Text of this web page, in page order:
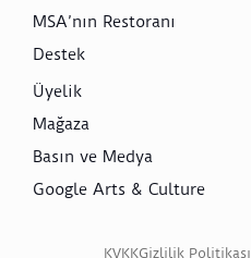
MSA’nın Restoranı
Destek
Üyelik
Mağaza
Basın ve Medya
Google Arts & Culture
KVKKGizlilik Politikası